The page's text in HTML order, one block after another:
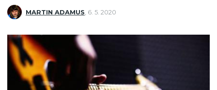
MARTIN ADAMUS 6. 5. 2020